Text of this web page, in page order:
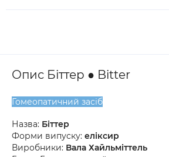
Опис Біттер ● Bitter
Гомеопатичний засіб
Назва: Біттер
Форми випуску: еліксир
Виробники: Вала Хайльміттель